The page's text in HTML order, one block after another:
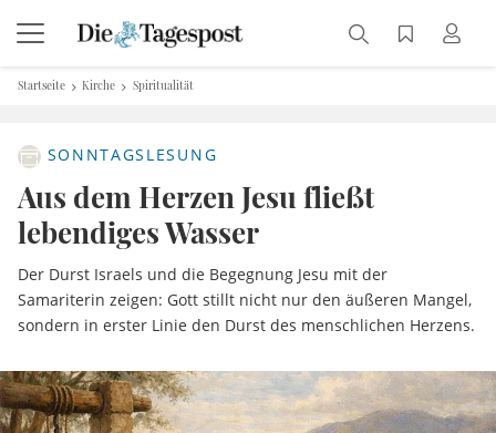
Startseite Kirche Spiritualität
SONNTAGSLESUNG
Aus dem Herzen Jesu fließt
lebendiges Wasser
Der Durst Israels und die Begegnung Jesu mit der
Samariterin zeigen: Gott stillt nicht nur den äußeren Mangel,
sondern in erster Linie den Durst des menschlichen Herzens.